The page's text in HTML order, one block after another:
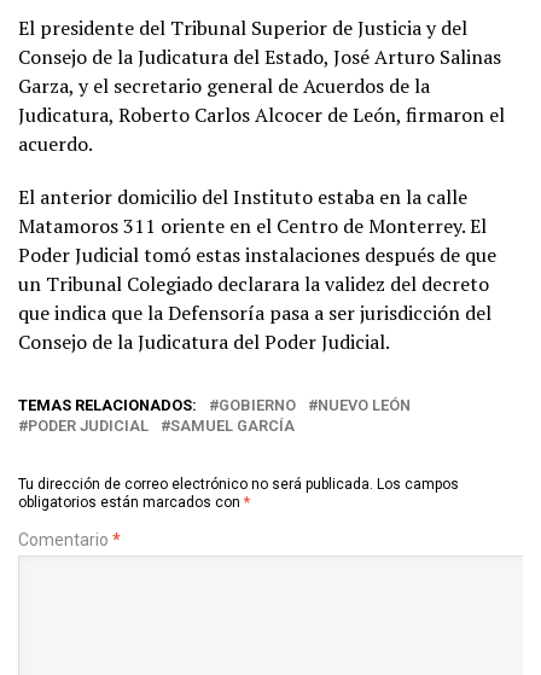
El presidente del Tribunal Superior de Justicia y del
Consejo de la Judicatura del Estado, José Arturo Salinas
Garza, y el secretario general de Acuerdos de la
Judicatura, Roberto Carlos Alcocer de León, firmaron el
acuerdo.
El anterior domicilio del Instituto estaba en la calle
Matamoros 311 oriente en el Centro de Monterrey. El
Poder Judicial tomó estas instalaciones después de que
un Tribunal Colegiado declarara la validez del decreto
que indica que la Defensoría pasa a ser jurisdicción del
Consejo de la Judicatura del Poder Judicial.
TEMAS RELACIONADOS: GOBIERNO
NUEVO LEÓN
PODER JUDICIAL
SAMUEL GARCÍA
Tu dirección de correo electrónico no será publicada. Los campos
obligatorios están marcados con *
Comentario *